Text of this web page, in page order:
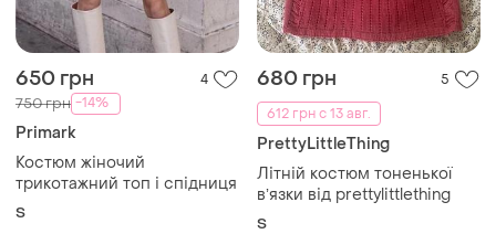
650 грн 4
750 грн -14%
Primark
Костюм жіночий
трикотажний топ і спідниця
S
680 грн
5
612 грн с 13 авг.
PrettyLittleThing
Літній костюм тоненької
вʼязки від prettylittlething
S